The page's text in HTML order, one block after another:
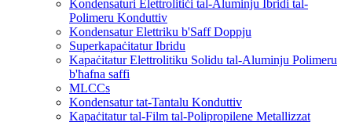
Kondensaturi Elettrolitiċi tal-Aluminju Ibridi tal-
Polimeru Konduttiv
Kondensatur Elettriku b'Saff Doppju
Superkapaċitatur Ibridu
Kapaċitatur Elettrolitiku Solidu tal-Aluminju Polimeru
b'ħafna saffi
MLCCs
Kondensatur tat-Tantalu Konduttiv
Kapaċitatur tal-Film tal-Polipropilene Metallizzat